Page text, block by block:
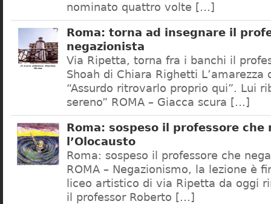
nominato quattro volte […]
Roma: torna ad insegnare il
negazionista
Via Ripetta, torna fra i banchi il
Shoah di Chiara Righetti L’amarezza
“Assurdo ritrovarlo proprio qui”. Lui
sereno” ROMA – Giacca scura […]
Roma: sospeso il professore che
l’Olocausto
Roma: sospeso il professore che
ROMA – Negazionismo, la lezione è
liceo artistico di via Ripetta da oggi
il professor Roberto […]